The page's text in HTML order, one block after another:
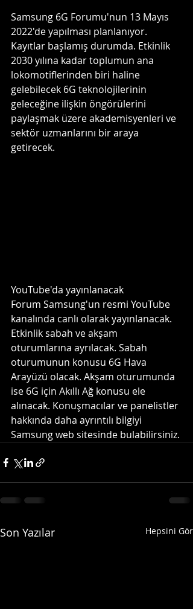
Samsung 6G Forumu'nun 13 Mayıs
2022'de yapılması planlanıyor.
Kayıtlar başlamış durumda. Etkinlik
2030 yılına kadar toplumun ana
lokomotiflerinden biri haline
gelebilecek 6G teknolojilerinin
geleceğine ilişkin öngörülerini
paylaşmak üzere akademisyenleri ve
sektör uzmanlarını bir araya
getirecek.
YouTube'da yayınlanacak
Forum Samsung'un resmi YouTube
kanalında canlı olarak yayınlanacak.
Etkinlik sabah ve akşam
oturumlarına ayrılacak. Sabah
oturumunun konusu 6G Hava
Arayüzü olacak. Akşam oturumunda
ise 6G için Akıllı Ağ konusu ele
alınacak. Konuşmacılar ve panelistler
hakkında daha ayrıntılı bilgiyi
Samsung web sitesinde bulabilirsiniz.
Son Yazılar Hepsini Gör